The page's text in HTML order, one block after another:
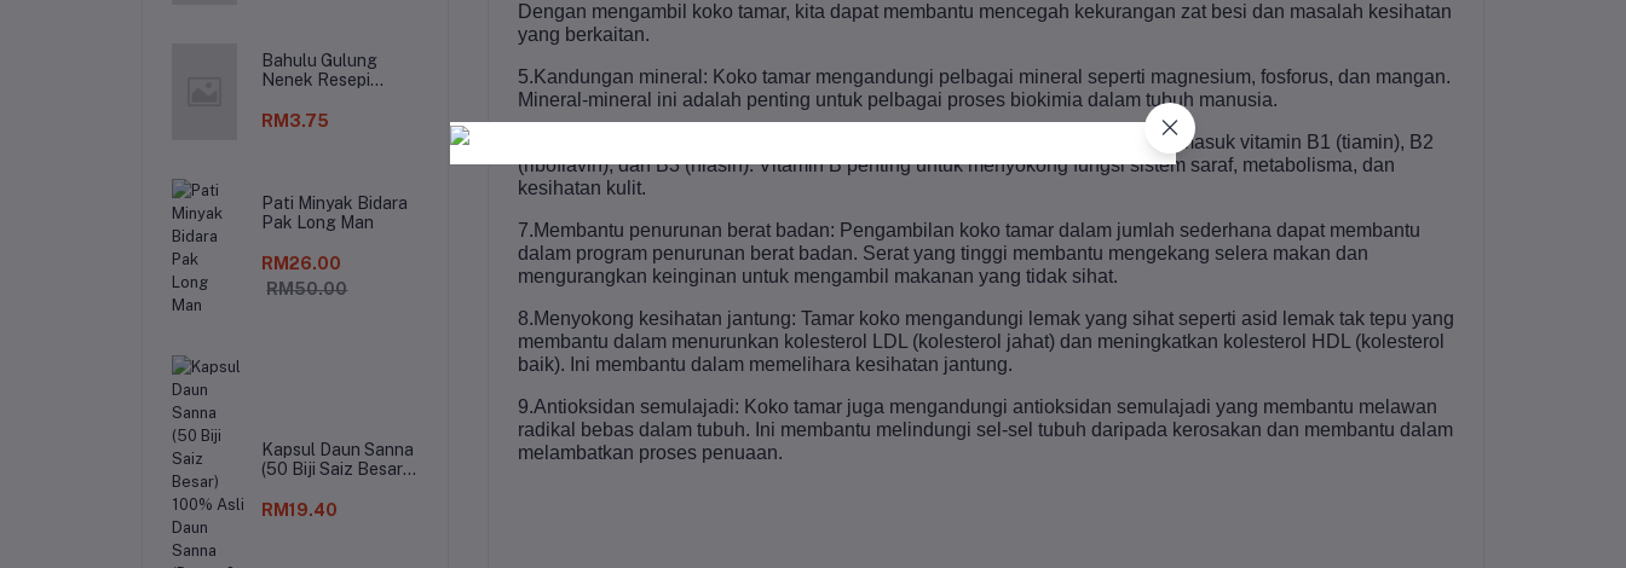
Bahulu Gulung
Nenek Resepi
RM3.75
Pati Minyak Bidara
Pak Long Man
RM26.00
RM50.00
Kapsul Daun Sanna
(50 Biji Saiz Besar)
Sanna (Detox &
RM19.40
Dengan mengambil koko tamar, kita dapat membantu mencegah kekurangan zat besi dan masalah kesihatan
yang berkaitan.
5.Kandungan mineral: Koko tamar mengandungi pelbagai mineral seperti magnesium, fosforus, dan mangan.
Mineral-mineral ini adalah penting untuk pelbagai proses biokimia dalam tubuh manusia.
6.Kaya dengan vitamin B: Koko tamar adalah sumber vitamin B yang baik, termasuk vitamin B1 (tiamin), B2
(riboflavin), dan B3 (niasin). Vitamin B penting untuk menyokong fungsi sistem saraf, metabolisma, dan
kesihatan kulit.
7.Membantu penurunan berat badan: Pengambilan koko tamar dalam jumlah sederhana dapat membantu
dalam program penurunan berat badan. Serat yang tinggi membantu mengekang selera makan dan
mengurangkan keinginan untuk mengambil makanan yang tidak sihat.
8.Menyokong kesihatan jantung: Tamar koko mengandungi lemak yang sihat seperti asid lemak tak tepu yang
membantu dalam menurunkan kolesterol LDL (kolesterol jahat) dan meningkatkan kolesterol HDL (kolesterol
baik). Ini membantu dalam memelihara kesihatan jantung.
9.Antioksidan semulajadi: Koko tamar juga mengandungi antioksidan semulajadi yang membantu melawan
radikal bebas dalam tubuh. Ini membantu melindungi sel-sel tubuh daripada kerosakan dan membantu dalam
melambatkan proses penuaan.